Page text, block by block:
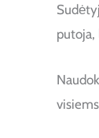
putoja,